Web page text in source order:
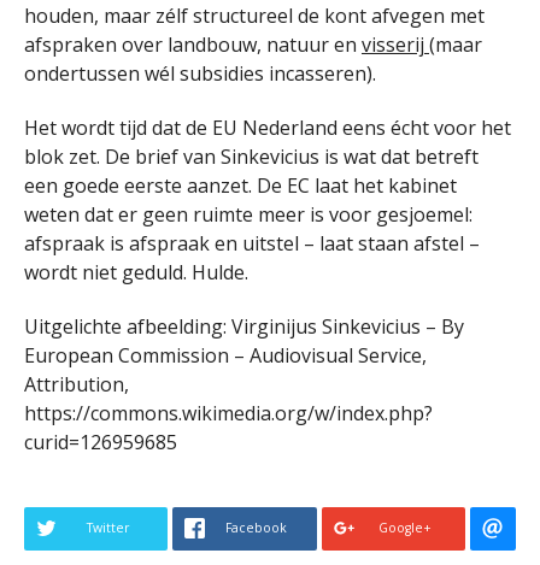
houden, maar zélf structureel de kont afvegen met
afspraken over landbouw, natuur en visserij (maar
ondertussen wél subsidies incasseren).
Het wordt tijd dat de EU Nederland eens écht voor het
blok zet. De brief van Sinkevicius is wat dat betreft
een goede eerste aanzet. De EC laat het kabinet
weten dat er geen ruimte meer is voor gesjoemel:
afspraak is afspraak en uitstel – laat staan afstel –
wordt niet geduld. Hulde.
Uitgelichte afbeelding: Virginijus Sinkevicius – By
European Commission – Audiovisual Service,
Attribution,
https://commons.wikimedia.org/w/index.php?
curid=126959685
Twitter Facebook Google+